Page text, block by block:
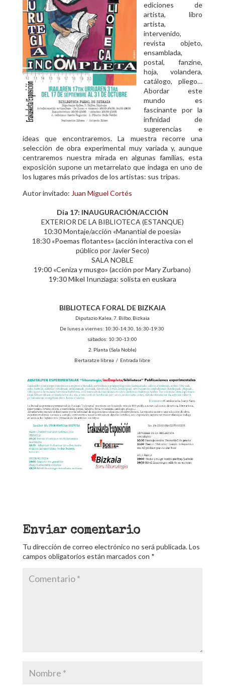
ediciones de
artista, libro
artista,
intervenido,
revista objeto,
ensamblada,
postal, fanzine,
hoja, volandera,
catálogo, pliego…
Abordar este
mundo es
fascinante por la
infinidad de
sugerencias e
ideas que encontraremos. La muestra recorre una
selección de obra experimental muy variada y, aunque
centraremos nuestra mirada en algunas familias, esta
exposición supone un metarrelato que indaga en uno de
los lugares más privados de los artistas: sus tripas.
Autor invitado: Juan Miguel Cortés
Día 17: INAUGURACIÓN/ACCIÓN
EXTERIOR DE LA BIBLIOTECA (ESTANQUE)
10:30 Montaje/acción «Manantial de poesía»
18:30 «Poemas flotantes» (acción interactiva con el
público por Javier Seco)
SALA NOBLE
19:00 «Ceniza y musgo» (acción por Mary Zurbano)
19:30 Mikel Inunziaga: solista en euskara
BIBLIOTECA FORAL DE BIZKAIA
Diputazio Kalea, 7. Bilbo, Bizkaia
De lunes a viernes: 10:30-14:30, 16:30-19:30
sábados: 10:30-13:00
2. Planta (Sala Noble)
Bertaratze librea / Entrada libre
Enviar comentario
Tu dirección de correo electrónico no será publicada.Los
campos obligatorios están marcados con *